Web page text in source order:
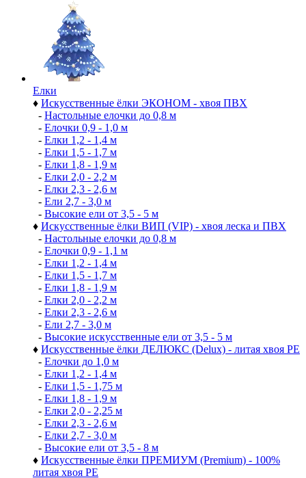
Елки
♦ Искусственные ёлки ЭКОНОМ - хвоя ПВХ
- Настольные елочки до 0,8 м
- Елочки 0,9 - 1,0 м
- Елки 1,2 - 1,4 м
- Елки 1,5 - 1,7 м
- Елки 1,8 - 1,9 м
- Елки 2,0 - 2,2 м
- Елки 2,3 - 2,6 м
- Ели 2,7 - 3,0 м
- Высокие ели от 3,5 - 5 м
♦ Искусственные ёлки ВИП (VIP) - хвоя леска и ПВХ
- Настольные елочки до 0,8 м
- Елочки 0,9 - 1,1 м
- Елки 1,2 - 1,4 м
- Елки 1,5 - 1,7 м
- Елки 1,8 - 1,9 м
- Елки 2,0 - 2,2 м
- Елки 2,3 - 2,6 м
- Ели 2,7 - 3,0 м
- Высокие искусственные ели от 3,5 - 5 м
♦ Искусственные ёлки ДЕЛЮКС (Delux) - литая хвоя РЕ
- Елочки до 1,0 м
- Елки 1,2 - 1,4 м
- Елки 1,5 - 1,75 м
- Елки 1,8 - 1,9 м
- Елки 2,0 - 2,25 м
- Елки 2,3 - 2,6 м
- Елки 2,7 - 3,0 м
- Высокие ели от 3,5 - 8 м
♦ Искусственные ёлки ПРЕМИУМ (Premium) - 100%
литая хвоя РЕ